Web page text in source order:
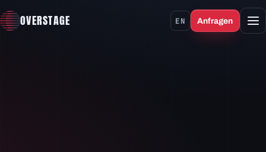
OVERSTAGE EN Anfragen